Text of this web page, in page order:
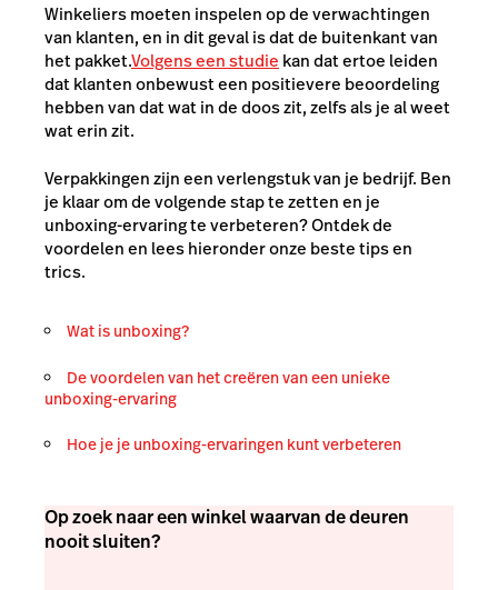
Winkeliers moeten inspelen op de verwachtingen
van klanten, en in dit geval is dat de buitenkant van
het pakket.Volgens een studie kan dat ertoe leiden
dat klanten onbewust een positievere beoordeling
hebben van dat wat in de doos zit, zelfs als je al weet
wat erin zit.
Verpakkingen zijn een verlengstuk van je bedrijf. Ben
je klaar om de volgende stap te zetten en je
unboxing-ervaring te verbeteren? Ontdek de
voordelen en lees hieronder onze beste tips en
trics.
Wat is unboxing?
De voordelen van het creëren van een unieke
unboxing-ervaring
Hoe je je unboxing-ervaringen kunt verbeteren
Op zoek naar een winkel waarvan de deuren
nooit sluiten?